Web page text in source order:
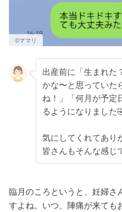
©︎ママリ
出産前に「生まれた
かな〜と思っていた
ね！」「何月が予定
るようになりました
気にしてくれてあり
皆さんもそんな感じ
臨月のころというと、妊婦さ
すよね。いつ、陣痛が来ても